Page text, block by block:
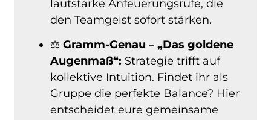
lautstarke Anfeuerungsrufe, die
den Teamgeist sofort stärken.
⚖️Gramm-Genau – „Das goldene
Augenmaß“: Strategie trifft auf
kollektive Intuition. Findet ihr als
Gruppe die perfekte Balance? Hier
entscheidet eure gemeinsame